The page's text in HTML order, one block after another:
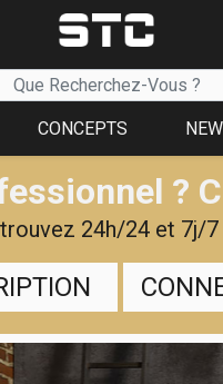
CONCEPTS
?
24h/24 et 7j/